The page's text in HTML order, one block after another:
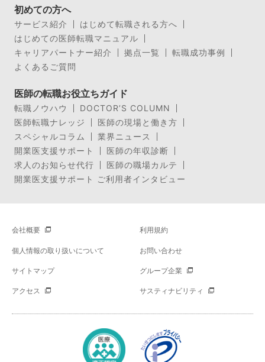
初めての方へ
サービス紹介
はじめて転職される方へ
はじめての医師転職マニュアル
キャリアパートナー紹介
拠点一覧
転職成功事例
よくあるご質問
医師の転職お役立ちガイド
転職ノウハウ
DOCTOR’S COLUMN
医師転職ナレッジ
医師の現場と働き方
スペシャルコラム
業界ニュース
開業医支援サポート
医師の年収診断
求人のお知らせ代行
医師の職場カルテ
開業医支援サポート ご利用者インタビュー
会社概要 利用規約
個人情報の取り扱いについて お問い合わせ
サイトマップ グループ企業
アクセス サスティナビリティ